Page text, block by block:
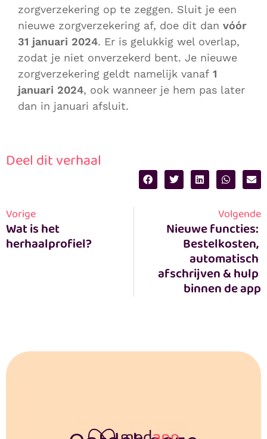
zorgverzekering op te zeggen. Sluit je een
nieuwe zorgverzekering af, doe dit dan vóór
31 januari 2024. Er is gelukkig wel overlap,
zodat je niet onverzekerd bent. Je nieuwe
zorgverzekering geldt namelijk vanaf 1
januari 2024, ook wanneer je hem pas later
dan in januari afsluit.
Deel dit verhaal
Vorige
Wat is het
herhaalprofiel?
Volgende
Nieuwe functies:
Bestelkosten,
automatisch
afschrijven & hulp
binnen de app